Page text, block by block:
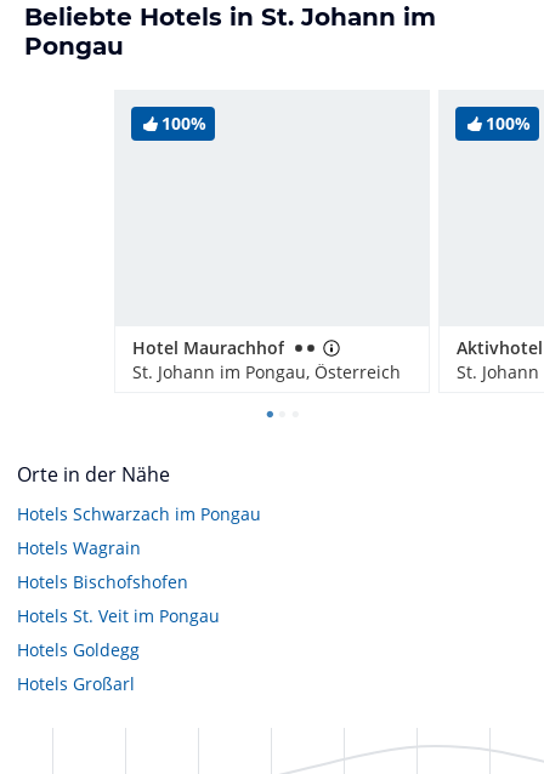
Beliebte Hotels in St. Johann im
Pongau
100%
Hotel Maurachhof
St. Johann im Pongau, Österreich
100%
St.
Orte in der Nähe
Hotels Schwarzach im Pongau
Hotels Wagrain
Hotels Bischofshofen
Hotels St. Veit im Pongau
Hotels Goldegg
Hotels Großarl